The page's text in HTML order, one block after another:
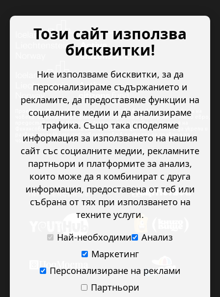
Проектът “Младежкото доброволчество в подкрепа на правата на
човека” се изпълнява с финансова подкрепа в размер на 89 978.50 евро,
предоставена от Исландия, Лихтенщайн и Норвегия по линия на
Финансовия механизъм на ЕИП. Основната цел на проекта е да укрепи и
развие младежкото доброволчество в подкрепа на правата на
човека.
Този сайт използва
бисквитки!
Ние използваме бисквитки, за да
персонализираме съдържанието и
рекламите, да предоставяме функции на
социалните медии и да анализираме
трафика. Също така споделяме
информация за използването на нашия
сайт със социалните медии, рекламните
партньори и платформите за анализ,
които може да я комбинират с друга
информация, предоставена от теб или
събрана от тях при използването на
техните услуги.
Най-необходими
Анализ
Маркетинг
Персонализиране на реклами
Партньори